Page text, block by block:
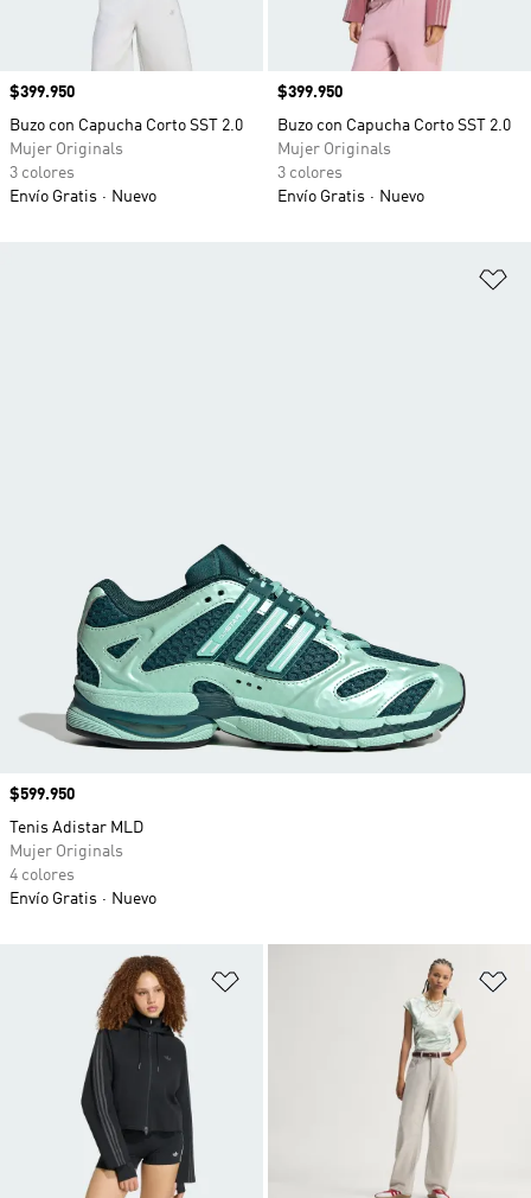
Precio
$399.950
Buzo con Capucha Corto SST 2.0
Mujer Originals
3 colores
Envío Gratis
Nuevo
Precio
$399.950
Buzo con Capucha Corto SST 2.0
Mujer Originals
3 colores
Envío Gratis
Nuevo
Añadir a la lista de deseos
Precio
$599.950
Tenis Adistar MLD
Mujer Originals
4 colores
Envío Gratis
Nuevo